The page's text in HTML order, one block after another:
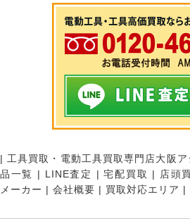
|工具買取・電動工具買取専門店大阪ア
品一覧 | LINE査定 |宅配買取 | 店頭
メーカー | 会社概要 | 買取対応エリア |